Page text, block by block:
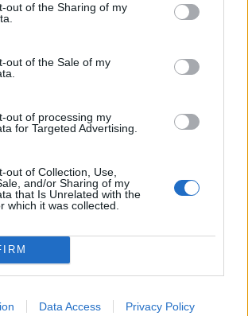
out of the Sharing of my
out of the Sale of my
out of processing my
for Targeted Advertising.
out of Collection, Use,
and/or Sharing of my
that Is Unrelated with the
which it was collected.
Data Access Privacy Policy
pannie – interpretacja
– interpretacja
ludzkim – interpretacja
– interpretacja wiersza
– interpretacja
– interpretacja
– interpretacja
– interpretacja
– interpretacja wiersza
przedziwny – interpretacja